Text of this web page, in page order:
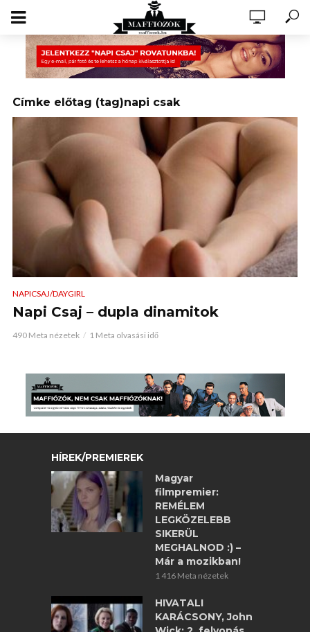
Címke előtag (tag)napi csak
NAPICSAJ/DAYGIRL
Napi Csaj – dupla dinamitok
490 Meta nézetek 1 Meta olvasási idő
HÍREK/PREMIEREK
Magyar
filmpremier:
REMÉLEM
LEGKÖZELEBB
SIKERÜL
MEGHALNOD :) –
Már a mozikban!
1 416 Meta nézetek
HIVATALI
KARÁCSONY, John